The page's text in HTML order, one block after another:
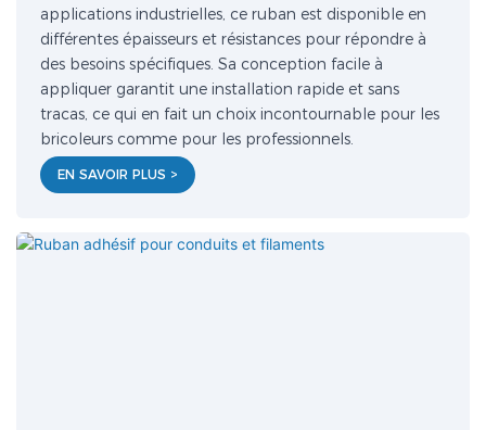
applications industrielles, ce ruban est disponible en
différentes épaisseurs et résistances pour répondre à
des besoins spécifiques. Sa conception facile à
appliquer garantit une installation rapide et sans
tracas, ce qui en fait un choix incontournable pour les
bricoleurs comme pour les professionnels.
EN SAVOIR PLUS >